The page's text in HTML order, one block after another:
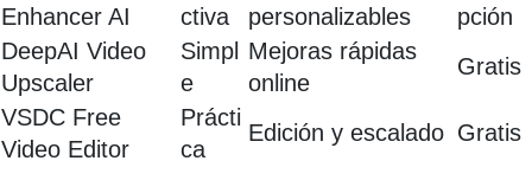
Enhancer AI
ctiva
personalizables
pción
DeepAI Video
Upscaler
Simpl
e
Mejoras rápidas
online
Gratis
VSDC Free
Video Editor
Prácti
ca
Edición y escalado Gratis